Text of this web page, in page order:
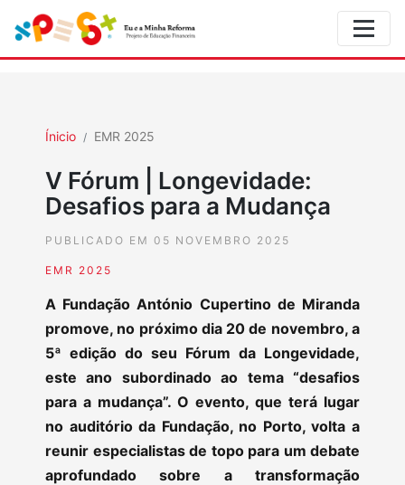
Ínicio EMR 2025
V Fórum | Longevidade:
Desafios para a Mudança
PUBLICADO EM 05 NOVEMBRO 2025
EMR 2025
A Fundação António Cupertino de Miranda
promove, no próximo dia 20 de novembro, a
5ª edição do seu Fórum da Longevidade,
este ano subordinado ao tema “desafios
para a mudança”. O evento, que terá lugar
no auditório da Fundação, no Porto, volta a
reunir especialistas de topo para um debate
aprofundado sobre a transformação